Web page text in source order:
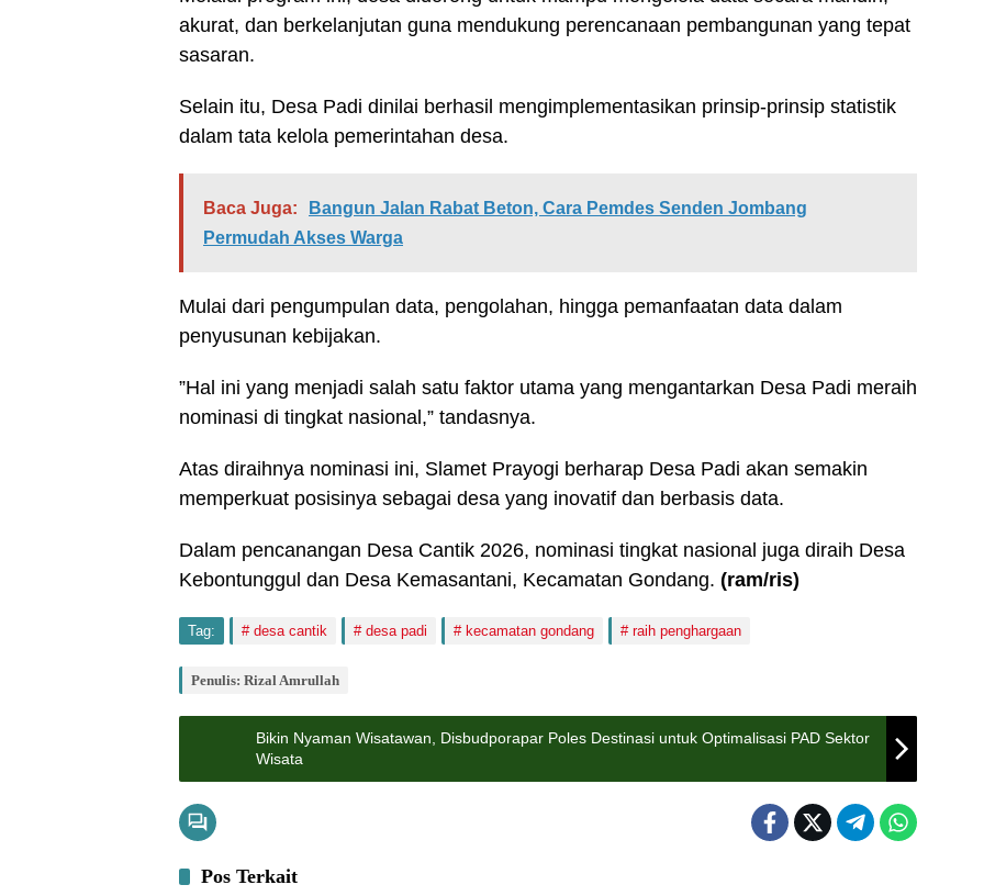
akurat, dan berkelanjutan guna mendukung perencanaan pembangunan yang tepat
sasaran.
Selain itu, Desa Padi dinilai berhasil mengimplementasikan prinsip-prinsip statistik
dalam tata kelola pemerintahan desa.
Baca Juga:
Bangun Jalan Rabat Beton, Cara Pemdes Senden Jombang
Permudah Akses Warga
Mulai dari pengumpulan data, pengolahan, hingga pemanfaatan data dalam
penyusunan kebijakan.
”Hal ini yang menjadi salah satu faktor utama yang mengantarkan Desa Padi meraih
nominasi di tingkat nasional,” tandasnya.
Atas diraihnya nominasi ini, Slamet Prayogi berharap Desa Padi akan semakin
memperkuat posisinya sebagai desa yang inovatif dan berbasis data.
Dalam pencanangan Desa Cantik 2026, nominasi tingkat nasional juga diraih Desa
Kebontunggul dan Desa Kemasantani, Kecamatan Gondang. (ram/ris)
Tag: desa cantik desa padi kecamatan gondang raih penghargaan
Penulis: Rizal Amrullah
Bikin Nyaman Wisatawan, Disbudporapar Poles Destinasi untuk Optimalisasi PAD Sektor
Wisata
Pos Terkait
Pemerintahan